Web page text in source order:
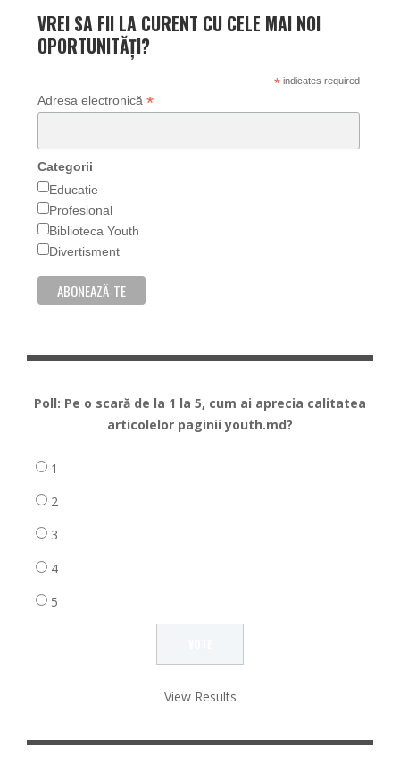
VREI SA FII LA CURENT CU CELE MAI NOI
OPORTUNITĂȚI?
*indicates required
Adresa electronică *
Categorii
Educație
Profesional
Biblioteca Youth
Divertisment
Poll: Pe o scară de la 1 la 5, cum ai aprecia calitatea
articolelor paginii youth.md?
1
2
3
4
5
View Results